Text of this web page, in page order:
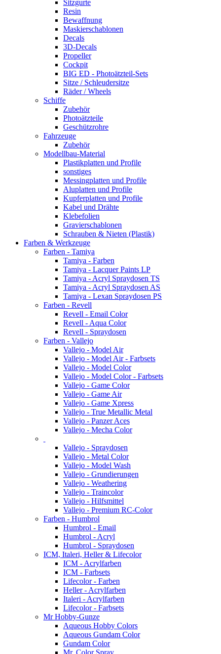
Sitzgurte
Resin
Bewaffnung
Maskierschablonen
Decals
3D-Decals
Propeller
Cockpit
BIG ED - Photoätzteil-Sets
Sitze / Schleudersitze
Räder / Wheels
Schiffe
Zubehör
Photoätzteile
Geschützrohre
Fahrzeuge
Zubehör
Modellbau-Material
Plastikplatten und Profile
sonstiges
Messingplatten und Profile
Aluplatten und Profile
Kupferplatten und Profile
Kabel und Drähte
Klebefolien
Gravierschablonen
Schrauben & Nieten (Plastik)
Farben & Werkzeuge
Farben - Tamiya
Tamiya - Farben
Tamiya - Lacquer Paints LP
Tamiya - Acryl Spraydosen TS
Tamiya - Acryl Spraydosen AS
Tamiya - Lexan Spraydosen PS
Farben - Revell
Revell - Email Color
Revell - Aqua Color
Revell - Spraydosen
Farben - Vallejo
Vallejo - Model Air
Vallejo - Model Air - Farbsets
Vallejo - Model Color
Vallejo - Model Color - Farbsets
Vallejo - Game Color
Vallejo - Game Air
Vallejo - Game Xpress
Vallejo - True Metallic Metal
Vallejo - Panzer Aces
Vallejo - Mecha Color
Vallejo - Spraydosen
Vallejo - Metal Color
Vallejo - Model Wash
Vallejo - Grundierungen
Vallejo - Weathering
Vallejo - Traincolor
Vallejo - Hilfsmittel
Vallejo - Premium RC-Color
Farben - Humbrol
Humbrol - Email
Humbrol - Acryl
Humbrol - Spraydosen
ICM, Italeri, Heller & Lifecolor
ICM - Acrylfarben
ICM - Farbsets
Lifecolor - Farben
Heller - Acrylfarben
Italeri - Acrylfarben
Lifecolor - Farbsets
Mr Hobby-Gunze
Aqueous Hobby Colors
Aqueous Gundam Color
Gundam Color
Mr. Color Spray